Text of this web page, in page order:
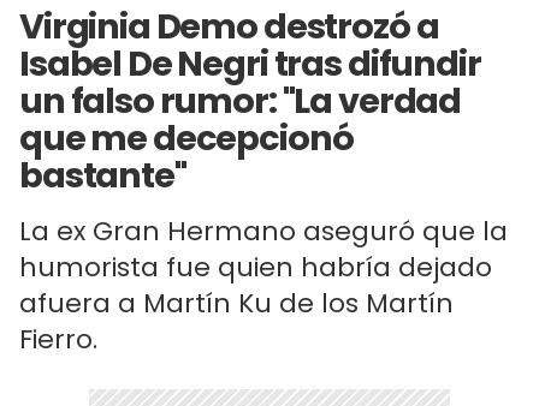
Virginia Demo destrozó a
Isabel De Negri tras difundir
un falso rumor: "La verdad
que me decepcionó
bastante"
La ex Gran Hermano aseguró que la
humorista fue quien habría dejado
afuera a Martín Ku de los Martín
Fierro.